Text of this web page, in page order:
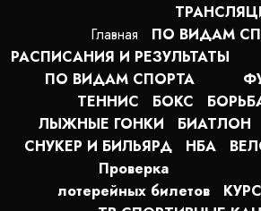
Главная
ПО ВИДАМ
РАСПИСАНИЯ И РЕЗУЛЬТАТЫ
ПО ВИДАМ СПОРТА
ТЕННИС
БОКС
ЛЫЖНЫЕ ГОНКИ
БИАТЛОН
СНУКЕР И БИЛЬЯРД
НБА
Проверка
лотерейных билетов